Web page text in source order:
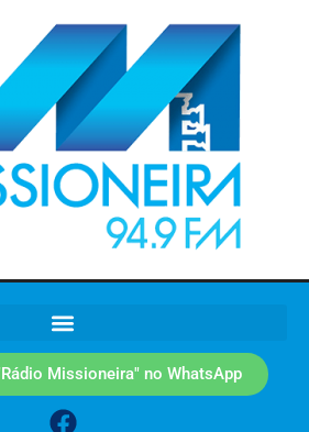
Missioneira" no WhatsApp